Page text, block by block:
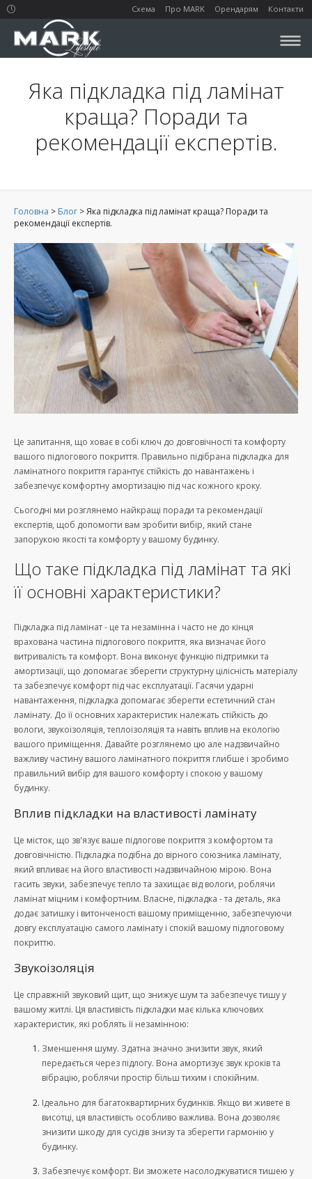
Схема Про MARK Орендарям Контакти
Яка підкладка під ламінат
краща? Поради та
рекомендації експертів.
Головна > Блог >Яка підкладка під ламінат краща? Поради та
рекомендації експертів.
Це запитання, що ховає в собі ключ до довговічності та комфорту
вашого підлогового покриття. Правильно підібрана підкладка для
ламінатного покриття гарантує стійкість до навантажень і
забезпечує комфортну амортизацію під час кожного кроку.
Сьогодні ми розглянемо найкращі поради та рекомендації
експертів, щоб допомогти вам зробити вибір, який стане
запорукою якості та комфорту у вашому будинку.
Що таке підкладка під ламінат та які
її основні характеристики?
Підкладка під ламінат - це та незамінна і часто не до кінця
врахована частина підлогового покриття, яка визначає його
витривалість та комфорт. Вона виконує функцію підтримки та
амортизації, що допомагає зберегти структурну цілісність матеріалу
та забезпечує комфорт під час експлуатації. Гасячи ударні
навантаження, підкладка допомагає зберегти естетичний стан
ламінату. До її основних характеристик належать стійкість до
вологи, звукоізоляція, теплоізоляція та навіть вплив на екологію
вашого приміщення. Давайте розглянемо цю але надзвичайно
важливу частину вашого ламінатного покриття глибше і зробимо
правильний вибір для вашого комфорту і спокою у вашому
будинку.
Вплив підкладки на властивості ламінату
Це місток, що зв'язує ваше підлогове покриття з комфортом та
довговічністю. Підкладка подібна до вірного союзника ламінату,
який впливає на його властивості надзвичайною мірою. Вона
гасить звуки, забезпечує тепло та захищає від вологи, роблячи
ламінат міцним і комфортним. Власне, підкладка - та деталь, яка
додає затишку і витонченості вашому приміщенню, забезпечуючи
довгу експлуатацію самого ламінату і спокій вашому підлоговому
покриттю.
Звукоізоляція
Це справжній звуковий щит, що знижує шум та забезпечує тишу у
вашому житлі. Ця властивість підкладки має кілька ключових
характеристик, які роблять її незамінною:
Зменшення шуму. Здатна значно знизити звук, який
передається через підлогу. Вона амортизує звук кроків та
вібрацію, роблячи простір більш тихим і спокійним.
Ідеально для багатоквартирних будинків. Якщо ви живете в
висотці, ця властивість особливо важлива. Вона дозволяє
знизити шкоду для сусідів знизу та зберегти гармонію у
будинку.
Забезпечує комфорт. Ви зможете насолоджуватися тишею у